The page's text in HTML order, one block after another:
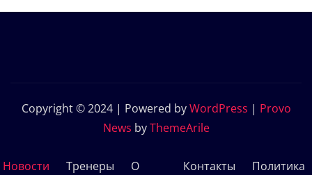
Copyright © 2024 | Powered byWordPress | Provo
News byThemeArile
Новости
Тренеры
О
Контакты
Политика